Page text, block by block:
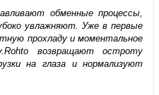
обменные процессы,
увлажняют. Уже в первые
прохладу и моментальное
возвращают остроту
на глаза и нормализуют